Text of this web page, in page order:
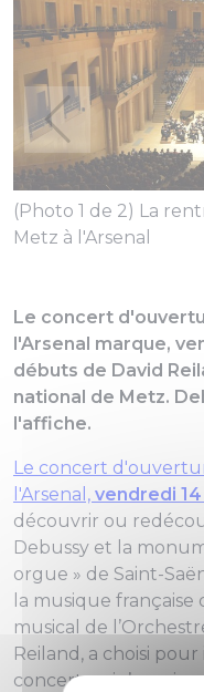
(Photo 1 de 2) La
Metz à l'Arsenal
Le concert
l'Arsenal marque,
débuts de David
national de Metz.
l'affiche.
Le concert
l'Arsenal, vendredi
découvrir ou
Debussy et la
orgue » de Saint-
la musique
musical de
Reiland, a choisi
concert qui s’ouvrira